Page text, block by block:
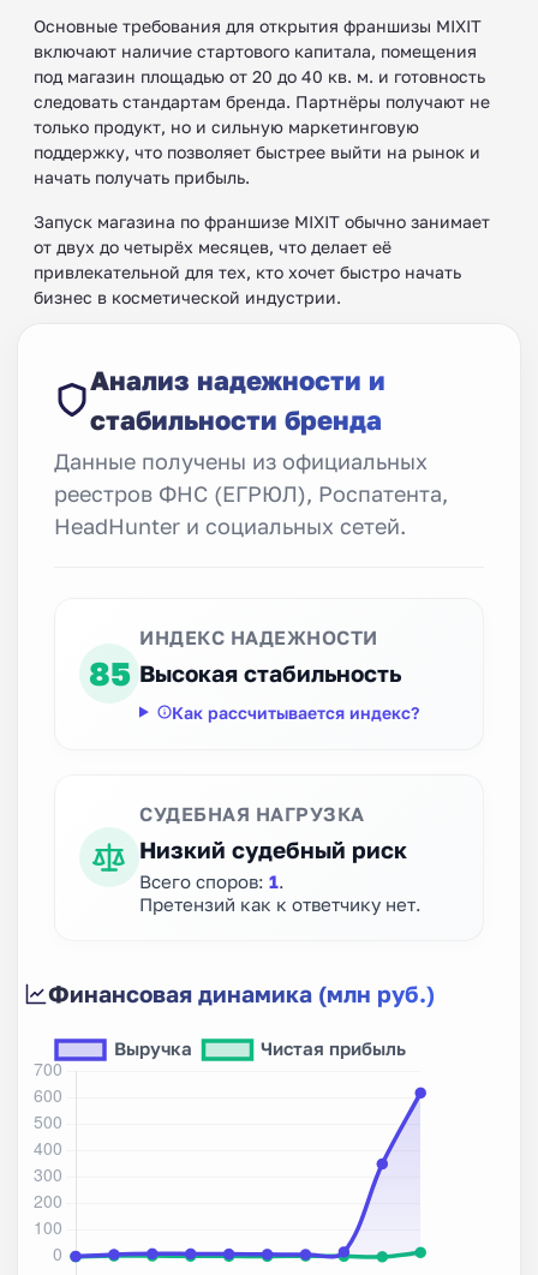
Основные требования для открытия франшизы MIXIT
включают наличие стартового капитала, помещения
под магазин площадью от 20 до 40 кв. м. и готовность
следовать стандартам бренда. Партнёры получают не
только продукт, но и сильную маркетинговую
поддержку, что позволяет быстрее выйти на рынок и
начать получать прибыль.
Запуск магазина по франшизе MIXIT обычно занимает
от двух до четырёх месяцев, что делает её
привлекательной для тех, кто хочет быстро начать
бизнес в косметической индустрии.
Анализ надежности и
стабильности бренда
Данные получены из официальных
реестров ФНС (ЕГРЮЛ), Роспатента,
HeadHunter и социальных сетей.
85
ИНДЕКС НАДЕЖНОСТИ
Высокая стабильность
Как рассчитывается индекс?
СУДЕБНАЯ НАГРУЗКА
Низкий судебный риск
Всего споров: 1
Претензий как к ответчику нет.
Финансовая динамика (млн руб.)